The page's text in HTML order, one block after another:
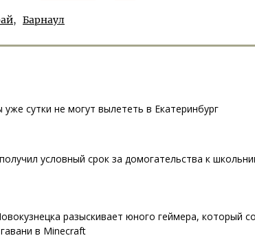
Барнаул
уже сутки не могут вылететь в Екатеринбург
условный срок за домогательства к
разыскивает юного геймера, который
в Minecraft